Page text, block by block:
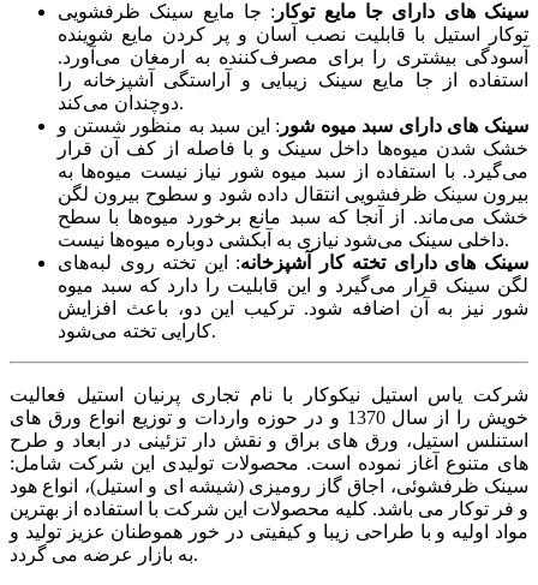
سینک های دارای جا مایع توکار : جا مایع سینک ظرفشویی
توکار استیل با قابلیت نصب آسان و پر کردن مایع شوینده
آسودگی بیشتری را برای مصرف‌کننده به ارمغان می‌آورد.
استفاده از جا مایع سینک زیبایی و آراستگی آشپزخانه را
دوچندان می‌کند.
سینک های دارای سبد میوه شور : این سبد به منظور شستن و
خشک شدن میوه‌ها داخل سینک و با فاصله از کف آن قرار
می‌گیرد. با استفاده از سبد میوه شور نیاز نیست میوه‌ها به
بیرون سینک ظرفشویی انتقال داده شود و سطوح بیرون لگن
خشک می‌ماند. از آنجا که سبد مانع برخورد میوه‌ها با سطح
داخلی سینک می‌شود نیازی به آبکشی دوباره میوه‌ها نیست.
سینک های دارای تخته کار آشپزخانه: این تخته روی لبه‌های
لگن سینک قرار می‌گیرد و این قابلیت را دارد که سبد میوه
شور نیز به آن اضافه شود. ترکیب این دو، باعث افزایش
کارایی تخته می‌شود.
شرکت یاس استیل نیکوکار با نام تجاری پرنیان استیل فعالیت
خویش را از سال 1370 و در حوزه واردات و توزیع انواع ورق های
استنلس استیل، ورق های براق و نقش دار تزئینی در ابعاد و طرح
های متنوع آغاز نموده است. محصولات تولیدی این شرکت شامل:
سینک ظرفشوئی، اجاق گاز رومیزی (شیشه ای و استیل)، انواع هود
و فر توکار می باشد. کلیه محصولات این شرکت با استفاده از بهترین
مواد اولیه و با طراحی زیبا و کیفیتی در خور هموطنان عزیز تولید و
به بازار عرضه می گردد.